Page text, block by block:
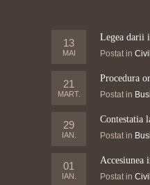
13
MAI
Legea darii
Postat in Civil
21
MART.
Procedura
Postat in
29
IAN.
Contestatia
Postat in
01
IAN.
Accesiunea
Postat in Civil